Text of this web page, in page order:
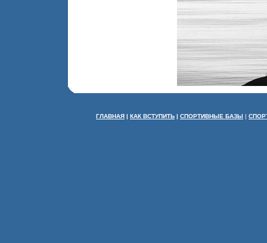
ГЛАВНАЯ | КАК ВСТУПИТЬ | СПОРТИВНЫЕ БАЗЫ |